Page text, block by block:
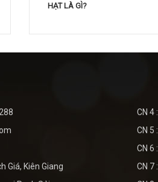
HẠT LÀ GÌ?
Giá, Kiên Giang
CN 4
CN 5
CN 6
CN 7